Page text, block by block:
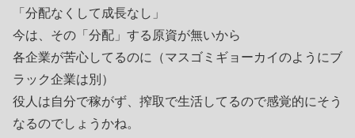
「分配なくして成長なし」
今は、その「分配」する原資が無いから
各企業が苦心してるのに（マスゴミギョーカイのようにブ
ラック企業は別）
役人は自分で稼がず、搾取で生活してるので感覚的にそう
なるのでしょうかね。